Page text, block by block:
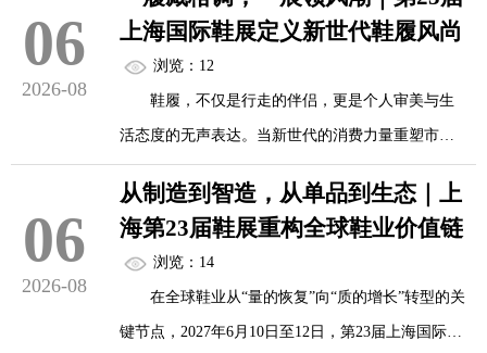
找到差异化利润空间。
而每年6月，上海浦东，正是这...
的节点上完成选品、锁定供应商、敲定订单，谁就
能在下半年旺季到来时从容出货，而不是被库存和
交期追着跑。
2027第23届上海国际鞋业博览会（SISE）正式
定档2027年6月10日至12日，选址上海新国际博览中
心。这个时间点，恰好卡在上半年新品发布与下半
年旺季备货之间，既避开了年初春节假期的生产空
档，又为秋冬爆款和冬季保暖鞋履的备货留出了充
裕的缓...
06
2026-08
上海国际鞋展定义新世代鞋履风尚
浏览：12
鞋履，不仅是行走的伴侣，更是个人审美与生
活态度的无声表达。当新世代的消费力量重塑市场
格局，鞋业正经历一场从“功能满足”到“风格彰显”的
深刻变革。2027年6月10日至12日，第23届上海国际
鞋业博览会（SISE）将在上海新国际博览中心盛大
启幕。本届展会以“新鞋业、新零售、新时尚”为主
题，汇聚全球800余家优质展商与60000余名专业观
众，旨在打造一场定义新世代鞋履风尚的顶级盛
06
2026-08
从制造到智造，从单品到生态｜上
海第23届鞋展重构全球鞋业价值链
浏览：14
在全球鞋业从“量的恢复”向“质的增长”转型的关
键节点，2027年6月10日至12日，第23届上海国际鞋